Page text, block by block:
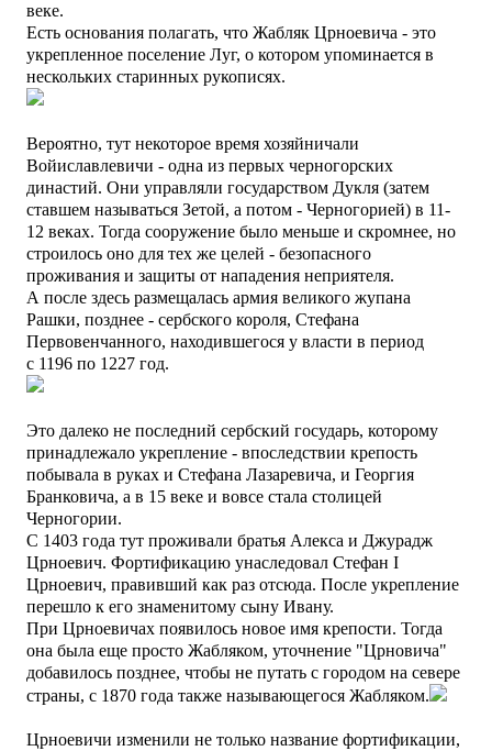
веке.
Есть основания полагать, что Жабляк Црноевича - это
укрепленное поселение Луг, о котором упоминается в
нескольких старинных рукописях.
Вероятно, тут некоторое время хозяйничали
Войиславлевичи - одна из первых черногорских
династий. Они управляли государством Дукля (затем
ставшем называться Зетой, а потом - Черногорией) в 11-
12 веках. Тогда сооружение было меньше и скромнее, но
строилось оно для тех же целей - безопасного
проживания и защиты от нападения неприятеля.
А после здесь размещалась армия великого жупана
Рашки, позднее - сербского короля, Стефана
Первовенчанного, находившегося у власти в период
с 1196 по 1227 год.
Это далеко не последний сербский государь, которому
принадлежало укрепление - впоследствии крепость
побывала в руках и Стефана Лазаревича, и Георгия
Бранковича, а в 15 веке и вовсе стала столицей
Черногории.
С 1403 года тут проживали братья Алекса и Джурадж
Црноевич. Фортификацию унаследовал Стефан I
Црноевич, правивший как раз отсюда. После укрепление
перешло к его знаменитому сыну Ивану.
При Црноевичах появилось новое имя крепости. Тогда
она была еще просто Жабляком, уточнение "Црновича"
добавилось позднее, чтобы не путать с городом на севере
страны, с 1870 года также называющегося Жабляком.
Црноевичи изменили не только название фортификации,